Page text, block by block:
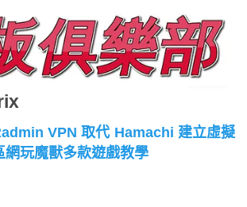
VPN 取代 Hamachi 建立虛擬
網玩魔獸多款遊戲教學